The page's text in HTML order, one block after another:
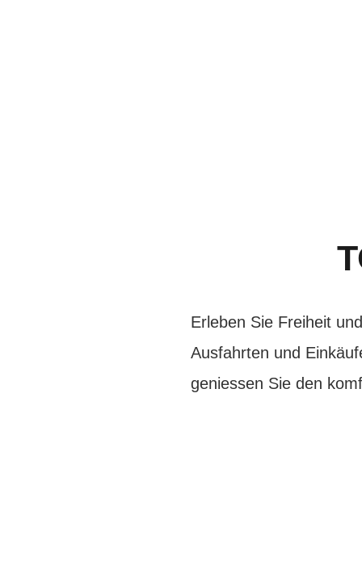
Erleben Sie Freiheit
Ausfahrten und
geniessen Sie den